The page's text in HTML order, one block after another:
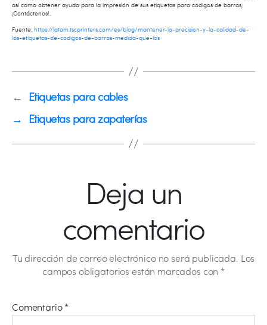
así como obtener ayuda para la impresión de sus etiquetas para códigos de barras,
¡Contáctenos!.
Fuente: https://latam.tscprinters.com/es/blog/mantener-la-precision-y-la-calidad-de-
las-etiquetas-de-codigos-de-barras-medida-que-los
← Etiquetas para cables
→ Etiquetas para zapaterías
Deja un
comentario
Tu dirección de correo electrónico no será publicada. Los
campos obligatorios están marcados con*
Comentario*